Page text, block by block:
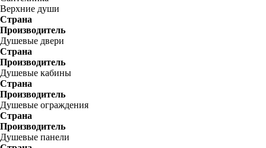
Верхние души
Страна
Производитель
Душевые двери
Страна
Производитель
Душевые кабины
Страна
Производитель
Душевые ограждения
Страна
Производитель
Душевые панели